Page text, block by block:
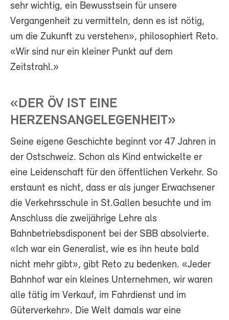
sehr wichtig, ein Bewusstsein für unsere
Vergangenheit zu vermitteln, denn es ist nötig,
um die Zukunft zu verstehen», philosophiert Reto.
«Wir sind nur ein kleiner Punkt auf dem
Zeitstrahl.»
«DER ÖV IST EINE
HERZENSANGELEGENHEIT»
Seine eigene Geschichte beginnt vor 47 Jahren in
der Ostschweiz. Schon als Kind entwickelte er
eine Leidenschaft für den öffentlichen Verkehr. So
erstaunt es nicht, dass er als junger Erwachsener
die Verkehrsschule in St.Gallen besuchte und im
Anschluss die zweijährige Lehre als
Bahnbetriebsdisponent bei der SBB absolvierte.
«Ich war ein Generalist, wie es ihn heute bald
nicht mehr gibt», gibt Reto zu bedenken. «Jeder
Bahnhof war ein kleines Unternehmen, wir waren
alle tätig im Verkauf, im Fahrdienst und im
Güterverkehr». Die Welt damals war eine